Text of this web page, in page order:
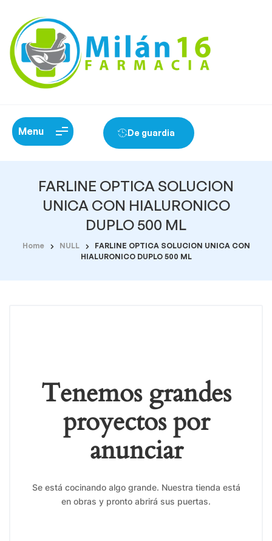
Menu De guardia
FARLINE OPTICA SOLUCION
UNICA CON HIALURONICO
DUPLO 500 ML
Home NULL
FARLINE OPTICA SOLUCION UNICA CON
HIALURONICO DUPLO 500 ML
Tenemos grandes
proyectos por
anunciar
Se está cocinando algo grande. Nuestra tienda está
en obras y pronto abrirá sus puertas.